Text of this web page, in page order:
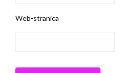
Web-stranica